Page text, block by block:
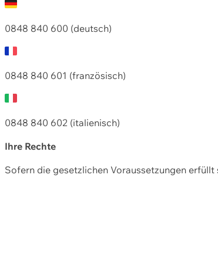
0848 840 600 (deutsch)
0848 840 601 (französisch)
0848 840 602 (italienisch)
Ihre Rechte
Sofern die gesetzlichen Voraussetzungen